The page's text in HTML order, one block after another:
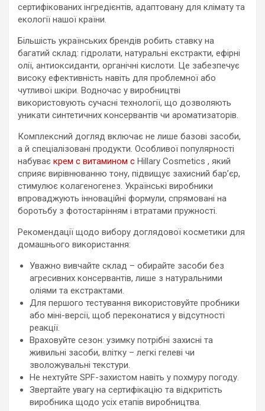
сертифікованих інгредієнтів, адаптовану для клімату та
екології нашої країни.
Більшість українських брендів робить ставку на
багатий склад: гідролати, натуральні екстракти, ефірні
олії, антиоксиданти, органічні кислоти. Це забезпечує
високу ефективність навіть для проблемної або
чутливої шкіри. Водночас у виробництві
використовують сучасні технології, що дозволяють
уникати синтетичних консервантів чи ароматизаторів.
Комплексний догляд включає не лише базові засоби,
а й спеціалізовані продукти. Особливої популярності
набуває крем с витамином с Hillary Cosmetics , який
сприяє вирівнюванню тону, підвищує захисний бар’єр,
стимулює колагеногенез. Українські виробники
впроваджують інноваційні формули, спрямовані на
боротьбу з фотостарінням і втратами пружності.
Рекомендації щодо вибору доглядової косметики для
домашнього використання:
Уважно вивчайте склад – обирайте засоби без
агресивних консервантів, лише з натуральними
оліями та екстрактами.
Для першого тестування використовуйте пробники
або міні-версії, щоб переконатися у відсутності
реакції.
Враховуйте сезон: узимку потрібні захисні та
живильні засоби, влітку – легкі гелеві чи
зволожувальні текстури.
Не нехтуйте SPF-захистом навіть у похмуру погоду.
Звертайте увагу на сертифікацію та відкритість
виробника щодо усіх етапів виробництва.